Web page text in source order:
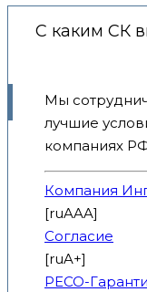
С каким СК
Мы
лучшие
компаниях
Компания
[ruAAA]
Согласие
[ruA+]
РЕСО-